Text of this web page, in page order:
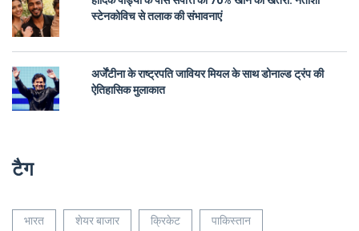
स्टेनकोविच से तलाक की संभावनाएं
अर्जेंटीना के राष्ट्रपति जावियर मियल के साथ डोनाल्ड ट्रंप की
ऐतिहासिक मुलाकात
टैग
भारत शेयर बाजार क्रिकेट
पाकिस्तान